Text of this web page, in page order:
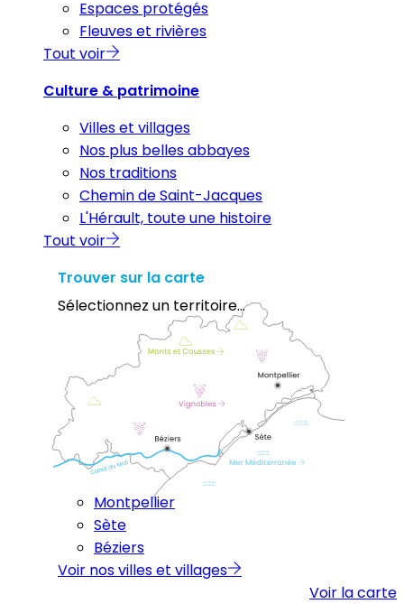
Espaces protégés
Fleuves et rivières
Tout voir
Culture & patrimoine
Villes et villages
Nos plus belles abbayes
Nos traditions
Chemin de Saint-Jacques
L'Hérault, toute une histoire
Tout voir
Trouver sur la carte
Sélectionnez un territoire...
Montpellier
Sète
Béziers
Voir nos villes et villages
Voir la carte